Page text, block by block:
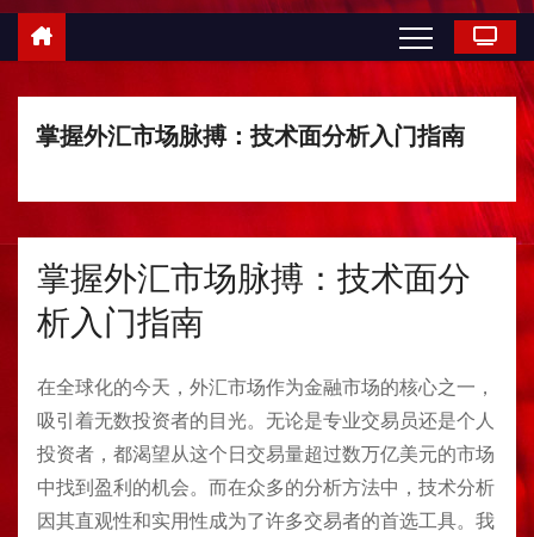
掌握外汇市场脉搏：技术面分析入门指南
掌握外汇市场脉搏：技术面分
析入门指南
在全球化的今天，外汇市场作为金融市场的核心之一，
吸引着无数投资者的目光。无论是专业交易员还是个人
投资者，都渴望从这个日交易量超过数万亿美元的市场
中找到盈利的机会。而在众多的分析方法中，技术分析
因其直观性和实用性成为了许多交易者的首选工具。我